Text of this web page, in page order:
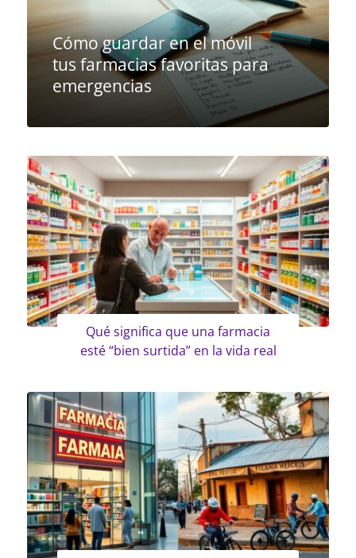
Cómo guardar en el móvil
tus farmacias favoritas para
emergencias
Qué significa que una farmacia
esté “bien surtida” en la vida real